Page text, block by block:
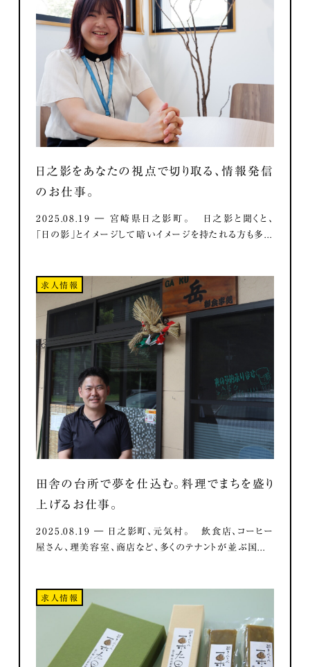
日之影をあなたの視点で切り取る、情報発信
のお仕事。
2025.08.19 ― 宮崎県日之影町。 日之影と聞くと、
「日の影」とイメージして暗いイメージを持たれる方も多...
求人情報
田舎の台所で夢を仕込む。料理でまちを盛り
上げるお仕事。
2025.08.19 ― 日之影町、元気村。 飲食店、コーヒー
屋さん、理美容室、商店など、多くのテナントが並ぶ国...
求人情報